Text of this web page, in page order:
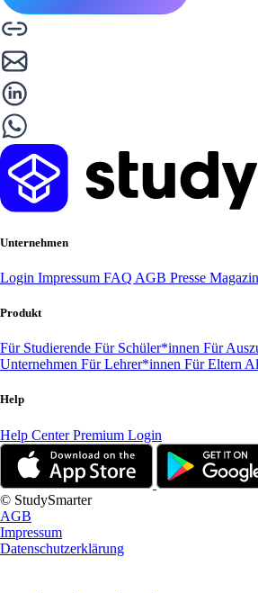
Unternehmen
Login Impressum FAQ AGB Presse
Produkt
Für Studierende Für Schüler*innen Für
Unternehmen Für Lehrer*innen Für Eltern
Help
Help CenterPremium Login
© StudySmarter
AGB
Impressum
Datenschutzerklärung